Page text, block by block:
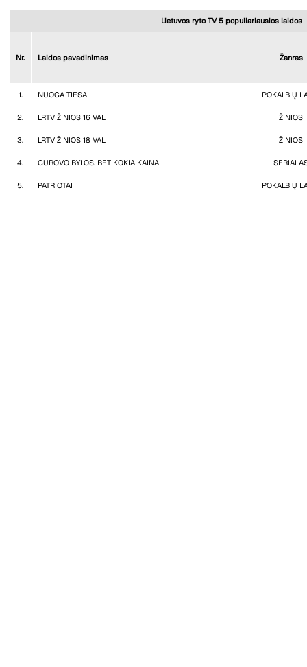
Lietuvos ryto TV 5 populiariausios laidos
Nr. Laidos pavadinimas Žanras
1. NUOGA TIESA POKALBIŲ
2. LRTV ŽINIOS 16 VAL ŽINIOS
3. LRTV ŽINIOS 18 VAL ŽINIOS
4. GUROVO BYLOS. BET KOKIA KAINA
5. PATRIOTAI POKALBIŲ